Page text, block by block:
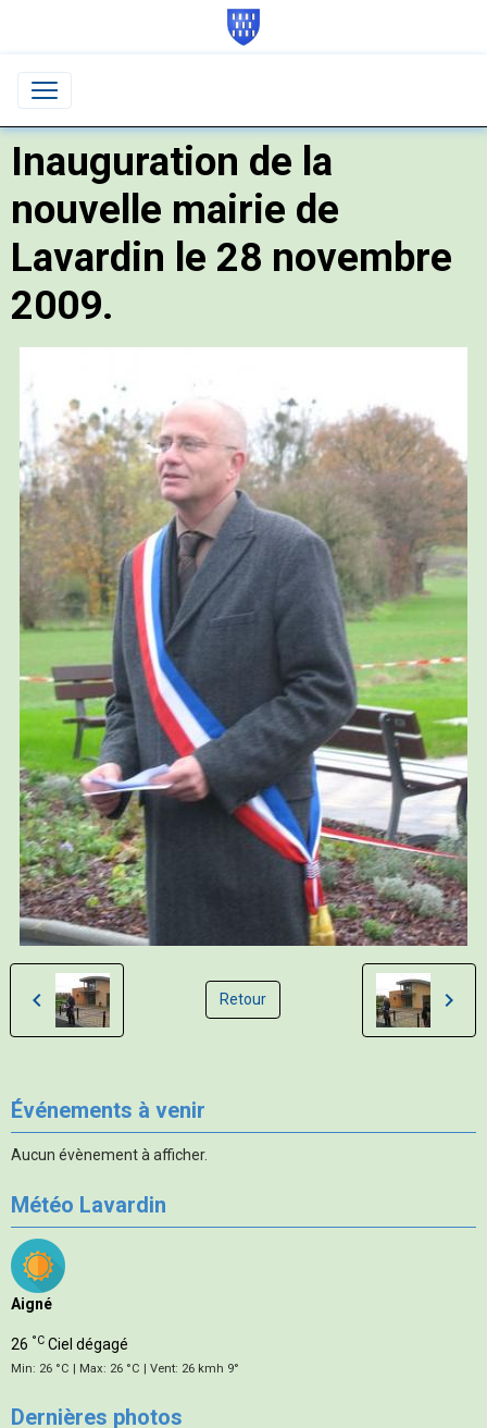
Inauguration de la
nouvelle mairie de
Lavardin le 28 novembre
2009.
Retour
Événements à venir
Aucun évènement à afficher.
Météo Lavardin
Aigné
26 °C Ciel dégagé
Min: 26 °C | Max: 26 °C | Vent: 26 kmh 9°
Dernières photos